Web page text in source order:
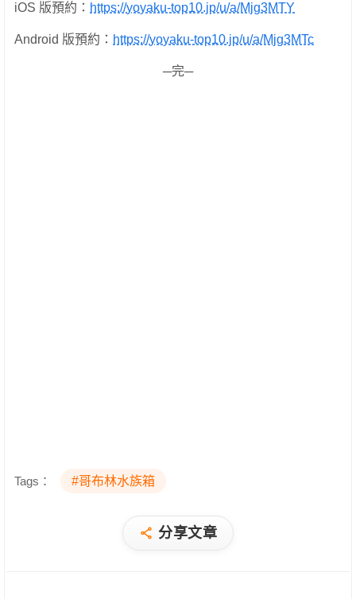
iOS 版預約： https://yoyaku-top10.jp/u/a/Mjg3MTY
Android 版預約： https://yoyaku-top10.jp/u/a/Mjg3MTc
─完─
Tags： #哥布林水族箱
分享文章